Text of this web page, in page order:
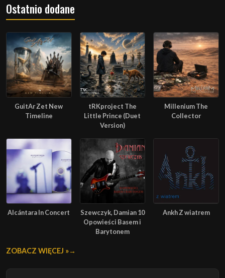
Ostatnio dodane
GuitAr Zet New
Timeline
tRKproject The
Little Prince (Duet
Version)
Millenium The
Collector
Alcántara In Concert
Szewczyk, Damian 10
Opowieści Basem i
Barytonem
Ankh Z wiatrem
ZOBACZ WIĘCEJ »